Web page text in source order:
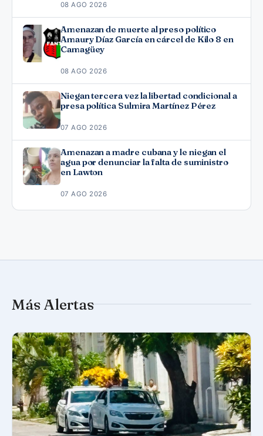
08 AGO 2026
Amenazan de muerte al preso político
Amaury Díaz García en cárcel de Kilo 8 en
Camagüey
08 AGO 2026
Niegan tercera vez la libertad condicional a
presa política Sulmira Martínez Pérez
07 AGO 2026
Amenazan a madre cubana y le niegan el
agua por denunciar la falta de suministro
en Lawton
07 AGO 2026
Más Alertas